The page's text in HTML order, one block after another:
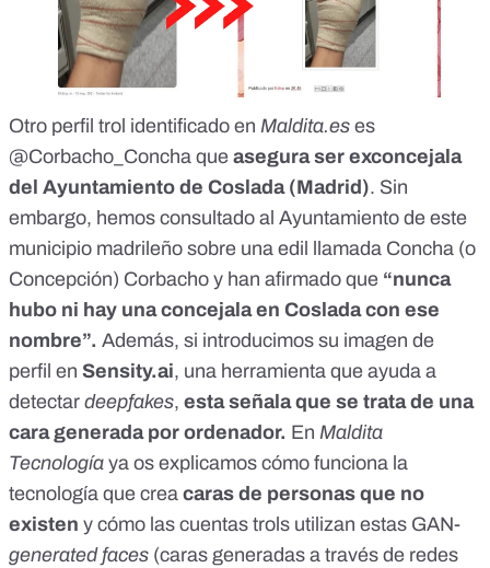
Otro perfil trol identificado en Maldita.es es
@Corbacho_Concha que asegura ser exconcejala
del Ayuntamiento de Coslada (Madrid). Sin
embargo, hemos consultado al Ayuntamiento de este
municipio madrileño sobre una edil llamada Concha (o
Concepción) Corbacho y han afirmado que “nunca
hubo ni hay una concejala en Coslada con ese
nombre”. Además, si introducimos su imagen de
perfil en Sensity.ai, una herramienta que ayuda a
detectar deepfakes, esta señala que se trata de una
cara generada por ordenador. En Maldita
Tecnología ya os explicamos cómo funciona la
tecnología que crea caras de personas que no
existen y cómo las cuentas trols utilizan estas GAN-
generated faces (caras generadas a través de redes